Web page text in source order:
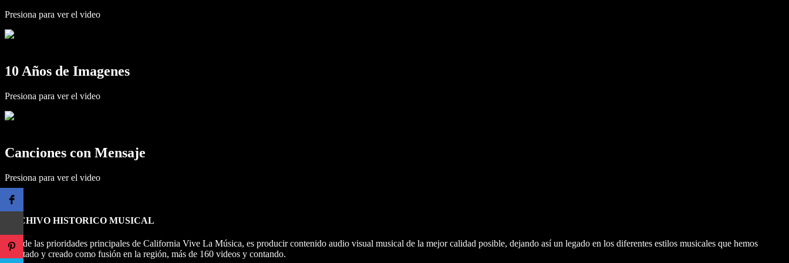
Presiona para ver el video
10 Años de Imagenes
Presiona para ver el video
Canciones con Mensaje
Presiona para ver el video
ARCHIVO HISTORICO MUSICAL
Una de las prioridades principales de California Vive La Música, es producir contenido audio visual musical de la mejor calidad posible, dejando así un legado en los diferentes estilos musicales que hemos
adoptado y creado como fusión en la región, más de 160 videos y contando.